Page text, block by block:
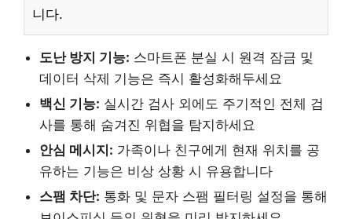
니다.
도난 방지 기능: 스마트폰 분실 시 원격 잠금 및
데이터 삭제 기능은 즉시 활성화해두세요
백신 기능: 실시간 검사 외에도 주기적인 전체 검
사를 통해 숨겨진 위협을 탐지하세요
안심 메시지: 가족이나 친구에게 현재 위치를 공
유하는 기능은 비상 상황 시 유용합니다
스팸 차단: 통화 및 문자 스팸 필터링 설정을 통해